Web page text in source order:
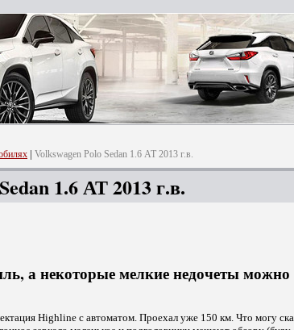
| Volkswagen Polo Sedan 1.6 АТ 2013 г.в.
1.6 АТ 2013 г.в.
а некоторые мелкие недочеты можно
Highline с автоматом. Проехал уже 150 км. Что могу